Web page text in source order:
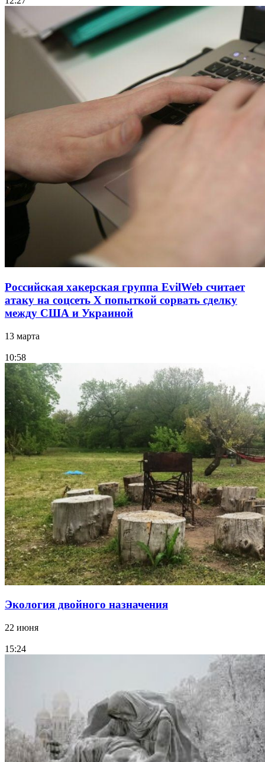
Российская хакерская группа EvilWeb считает
атаку на соцсеть Х попыткой сорвать сделку
между США и Украиной
13 марта
10:58
Экология двойного назначения
22 июня
15:24